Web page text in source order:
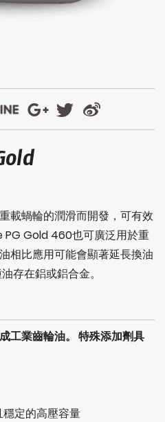
載蝸輪的潤滑而開發，可有效
PG Gold 460也可廣泛用於重
相比應用可能會顯著延長換油
存在鋁或鋁合金。
工業齒輪油。 特殊添加劑具
穩定的高壓容量